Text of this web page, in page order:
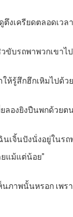
เครียดตลอดเว
ขับรถพาพวกเขาไ
ห้รู้สึกฮึกเหิมไปด้วย
ลองยิงปืนพกด้วยต
นเจิ้นปังนั่งอยู่ใ
แม้แต่น้อย”
นภาพนั้นหรอก เ